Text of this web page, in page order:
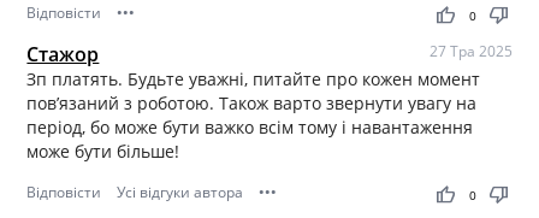
Відповісти ••• thumb_up thumb_down
0
Стажор 27 Тра 2025
Зп платять. Будьте уважні, питайте про кожен момент
пов’язаний з роботою. Також варто звернути увагу на
період, бо може бути важко всім тому і навантаження
може бути більше!
Відповісти Усі відгуки автора ••• thumb_up thumb_down
0